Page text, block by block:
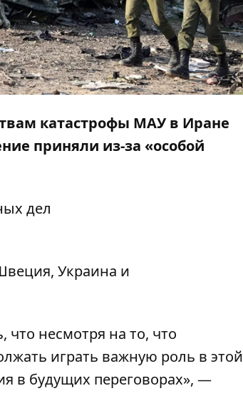
катастрофы МАУ в Иране
приняли из-за «особой
дел
Украина и
несмотря на то, что
играть важную роль в этой
в будущих переговорах», —